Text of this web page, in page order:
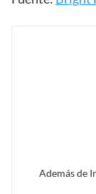
Además de